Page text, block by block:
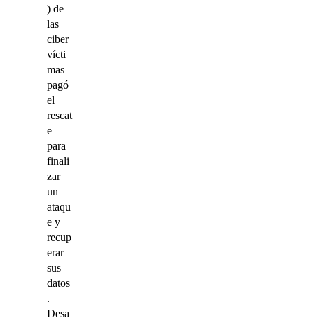
) de
las
ciber
vícti
mas
pagó
el
rescat
e
para
finali
zar
un
ataqu
e y
recup
erar
sus
datos
.
Desa